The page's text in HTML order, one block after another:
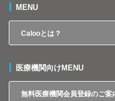
MENU
Calooとは？
医療機関向けMENU
無料医療機関会員登録のご案